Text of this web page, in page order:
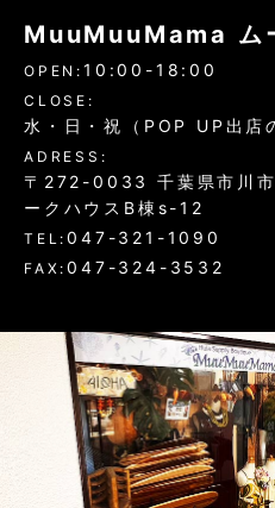
MuuMuuMama ム
OPEN: 10:00-18:00
CLOSE:
水・日・祝（POP UP出店
ADRESS:
〒272-0033 千葉県市川
ークハウスB棟s-12
TEL:047-321-1090
FAX:047-324-3532